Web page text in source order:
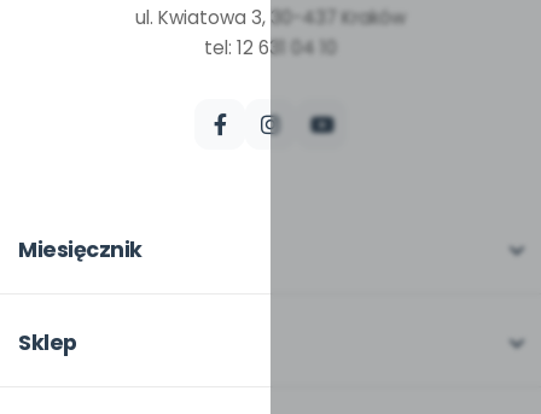
ul. Kwiatowa 3, 30-437 Kraków
tel: 12 631 04 10
Miesięcznik
W numerze
Sklep